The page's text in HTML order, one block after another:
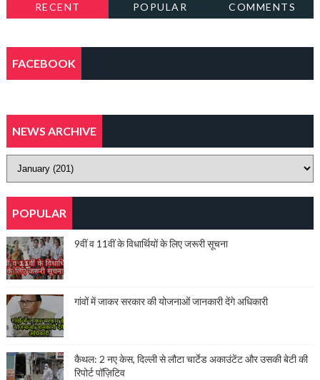
RECENT POPULAR COMMENTS
FACEBOOK
NEWS ARCHIVE
POPULAR
9वीं व 11वीं के विधार्थियों के लिए जरूरी सूचना
गांवों में जाकर सरकार की योजनाओं जानकारी देंगे अधिकारी
कैथल: 2 नए केस, दिल्ली से लौटा चार्टेड अकाउंटेंट और उसकी बेटी की
रिपोर्ट पॉज़िटिव